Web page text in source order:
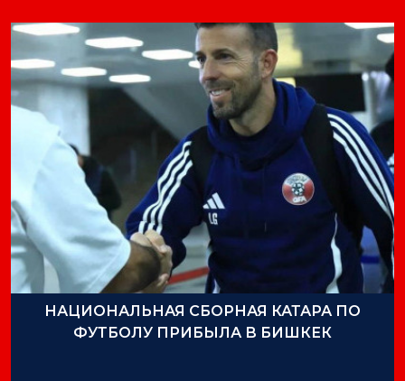
НАЦИОНАЛЬНАЯ СБОРНАЯ КАТАРА ПО
ФУТБОЛУ ПРИБЫЛА В БИШКЕК